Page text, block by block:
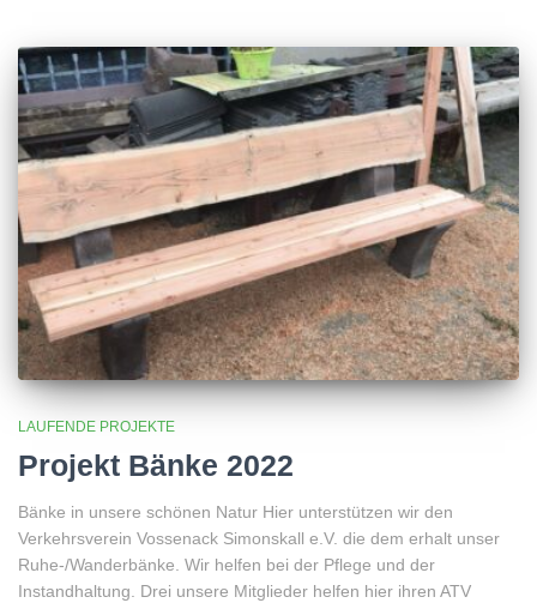
LAUFENDE PROJEKTE
Projekt Bänke 2022
Bänke in unsere schönen Natur Hier unterstützen wir den
Verkehrsverein Vossenack Simonskall e.V. die dem erhalt unser
Ruhe-/Wanderbänke. Wir helfen bei der Pflege und der
Instandhaltung. Drei unsere Mitglieder helfen hier ihren ATV